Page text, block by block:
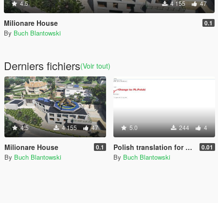
4.5 4 155 47
Milionare House 0.1
By Buch Blantowski
Derniers fichiers(Voir tout)
4.5 4 155 47
Milionare House 0.1
By Buch Blantowski
5.0 244 4
Polish translation for Spawner V 0.01
By Buch Blantowski